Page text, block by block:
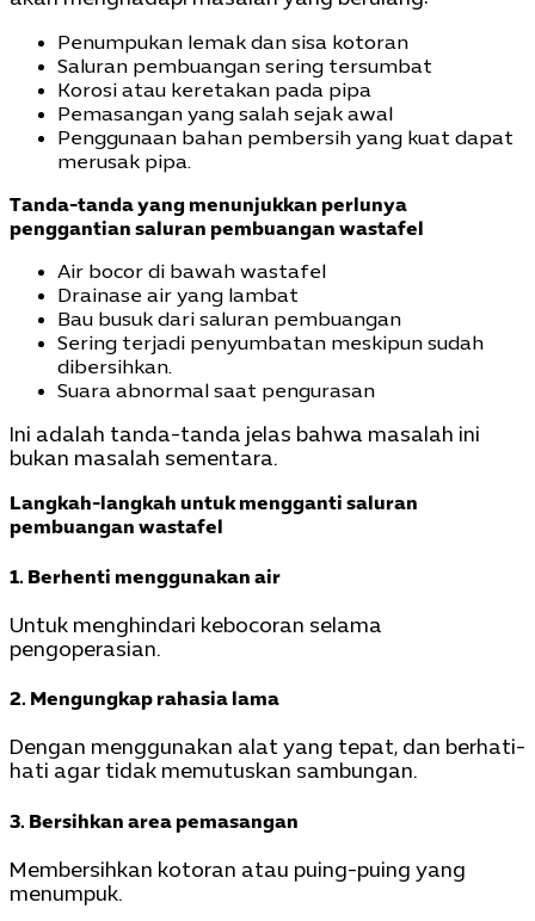
Penumpukan lemak dan sisa kotoran
Saluran pembuangan sering tersumbat
Korosi atau keretakan pada pipa
Pemasangan yang salah sejak awal
Penggunaan bahan pembersih yang kuat dapat
merusak pipa.
Tanda-tanda yang menunjukkan perlunya
penggantian saluran pembuangan wastafel
Air bocor di bawah wastafel
Drainase air yang lambat
Bau busuk dari saluran pembuangan
Sering terjadi penyumbatan meskipun sudah
dibersihkan.
Suara abnormal saat pengurasan
Ini adalah tanda-tanda jelas bahwa masalah ini
bukan masalah sementara.
Langkah-langkah untuk mengganti saluran
pembuangan wastafel
1. Berhenti menggunakan air
Untuk menghindari kebocoran selama
pengoperasian.
2. Mengungkap rahasia lama
Dengan menggunakan alat yang tepat, dan berhati-
hati agar tidak memutuskan sambungan.
3. Bersihkan area pemasangan
Membersihkan kotoran atau puing-puing yang
menumpuk.